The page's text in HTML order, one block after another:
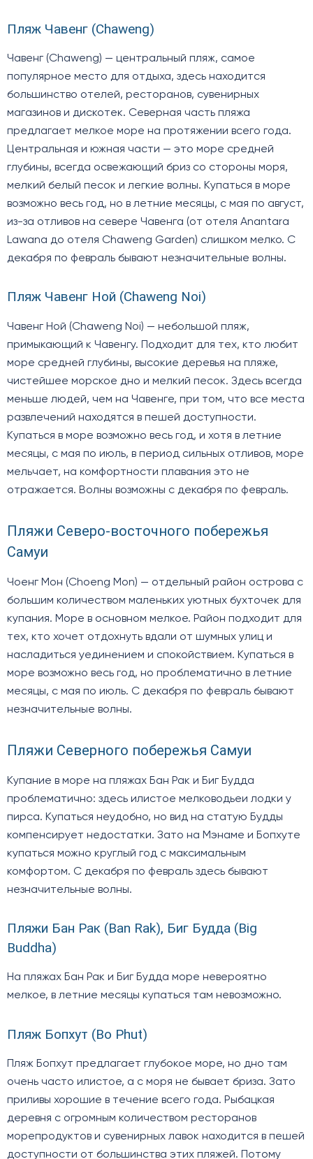
Пляж Чавенг (Chaweng)
Чавенг (Chaweng) — центральный пляж, самое
популярное место для отдыха, здесь находится
большинство отелей, ресторанов, сувенирных
магазинов и дискотек. Северная часть пляжа
предлагает мелкое море на протяжении всего года.
Центральная и южная части — это море средней
глубины, всегда освежающий бриз со стороны моря,
мелкий белый песок и легкие волны. Купаться в море
возможно весь год, но в летние месяцы, с мая по август,
из-за отливов на севере Чавенга (от отеля Anantara
Lawana до отеля Chaweng Garden) слишком мелко. С
декабря по февраль бывают незначительные волны.
Пляж Чавенг Ной (Chaweng Noi)
Чавенг Ной (Chaweng Noi) — небольшой пляж,
примыкающий к Чавенгу. Подходит для тех, кто любит
море средней глубины, высокие деревья на пляже,
чистейшее морское дно и мелкий песок. Здесь всегда
меньше людей, чем на Чавенге, при том, что все места
развлечений находятся в пешей доступности.
Купаться в море возможно весь год, и хотя в летние
месяцы, с мая по июль, в период сильных отливов, море
мельчает, на комфортности плавания это не
отражается. Волны возможны с декабря по февраль.
Пляжи Северо-восточного побережья
Самуи
Чоенг Мон (Choeng Mon) — отдельный район острова с
большим количеством маленьких уютных бухточек для
купания. Море в основном мелкое. Район подходит для
тех, кто хочет отдохнуть вдали от шумных улиц и
насладиться уединением и спокойствием. Купаться в
море возможно весь год, но проблематично в летние
месяцы, с мая по июль. С декабря по февраль бывают
незначительные волны.
Пляжи Северного побережья Самуи
Купание в море на пляжах Бан Рак и Биг Будда
проблематично: здесь илистое мелководьеи лодки у
пирса. Купаться неудобно, но вид на статую Будды
компенсирует недостатки. Зато на Мэнаме и Бопхуте
купаться можно круглый год с максимальным
комфортом. С декабря по февраль здесь бывают
незначительные волны.
Пляжи Бан Рак (Ban Rak), Биг Будда (Big
Buddha)
На пляжах Бан Рак и Биг Будда море невероятно
мелкое, в летние месяцы купаться там невозможно.
Пляж Бопхут (Bo Phut)
Пляж Бопхут предлагает глубокое море, но дно там
очень часто илистое, а с моря не бывает бриза. Зато
приливы хорошие в течение всего года. Рыбацкая
деревня с огромным количеством ресторанов
морепродуктов и сувенирных лавок находится в пешей
доступности от большинства этих пляжей. Потому